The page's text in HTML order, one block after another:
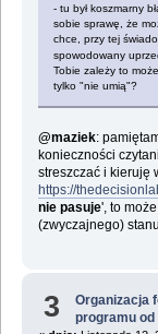
- tu był koszmarny
sobie sprawę, że
chce, przy tej
spowodowany
Tobie zależy to
tylko "nie umią"?
@maziek:
konieczności
streszczać i kieruję
https://
nie pasuje', to
(zwyczajnego)
3 Organizacja
programu